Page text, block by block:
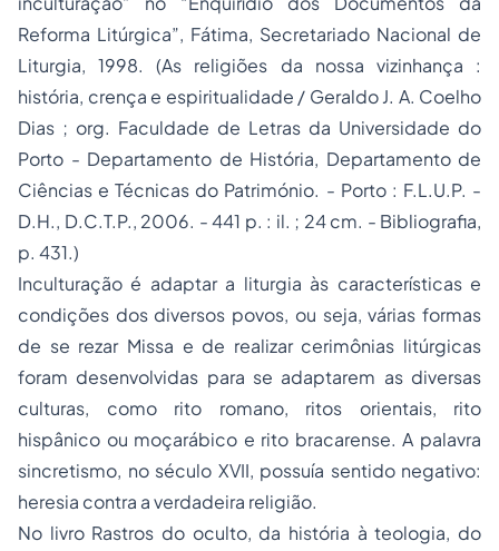
Reforma Litúrgica”, Fátima, Secretariado Nacional de
Liturgia, 1998. (As religiões da nossa vizinhança :
história, crença e espiritualidade / Geraldo J. A. Coelho
Dias ; org. Faculdade de Letras da Universidade do
Porto - Departamento de História, Departamento de
Ciências e Técnicas do Património. - Porto : F.L.U.P. -
D.H., D.C.T.P., 2006. - 441 p. : il. ; 24 cm. - Bibliografia,
p. 431.)
Inculturação é adaptar a liturgia às características e
condições dos diversos povos, ou seja, várias formas
de se rezar Missa e de realizar cerimônias litúrgicas
foram desenvolvidas para se adaptarem as diversas
culturas, como rito romano, ritos orientais, rito
hispânico ou moçarábico e rito bracarense. A palavra
sincretismo, no século XVII, possuía sentido negativo:
heresia contra a verdadeira religião.
No livro Rastros do oculto, da história à teologia, do